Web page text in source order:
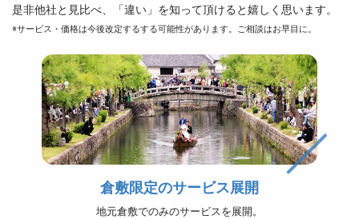
是非他社と見比べ、「違い」を知って頂けると嬉しく思います。
※サービス・価格は今後改定するする可能性があります。ご相談はお早目に。
倉敷限定のサービス展開
地元倉敷でのみのサービスを展開。